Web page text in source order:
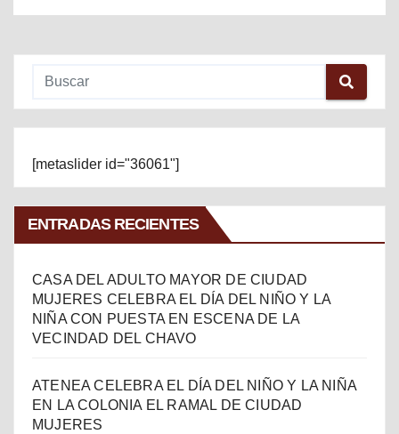
[metaslider id="36061"]
ENTRADAS RECIENTES
CASA DEL ADULTO MAYOR DE CIUDAD
MUJERES CELEBRA EL DÍA DEL NIÑO Y LA
NIÑA CON PUESTA EN ESCENA DE LA
VECINDAD DEL CHAVO
ATENEA CELEBRA EL DÍA DEL NIÑO Y LA NIÑA
EN LA COLONIA EL RAMAL DE CIUDAD
MUJERES